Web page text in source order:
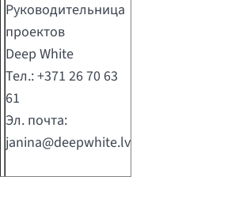
Руководительница
проектов
Deep White
Тел.: +371 26 70 63
61
Эл. почта:
janina@deepwhite.lv